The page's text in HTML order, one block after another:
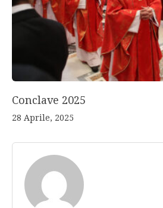
Conclave 2025
28 Aprile, 2025